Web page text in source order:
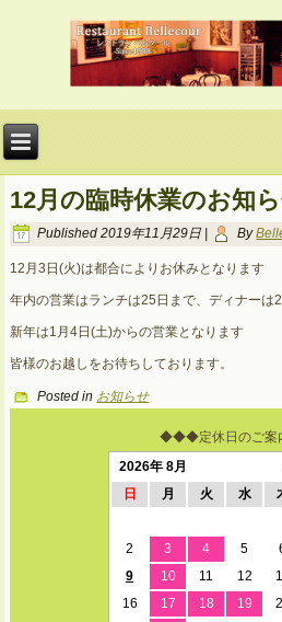
12月の臨時休業のお知
Published 2019年11月29日 By
12月3日(火)は都合によりお休みとなります
年内の営業はランチは25日まで、ディナーは
新年は1月4日(土)からの営業となります
皆様のお越しをお待ちしております。
Posted in お知らせ
◆◆◆定休日のご
2026年 8月
日
月 火 水
2
3 4 5
9
10 11 12
16
17 18 19